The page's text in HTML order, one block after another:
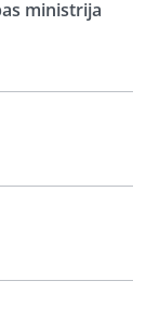
ministrija